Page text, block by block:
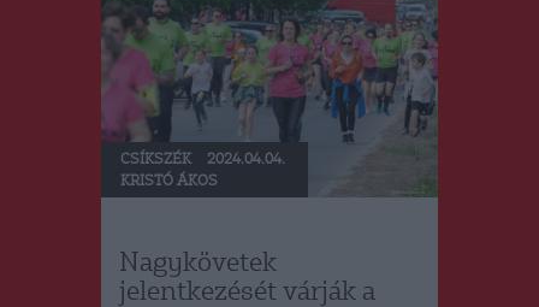
RO
CSÍKSZÉK
2024.04.04.
KRISTÓ ÁKOS
Nagykövetek
jelentkezését várják a